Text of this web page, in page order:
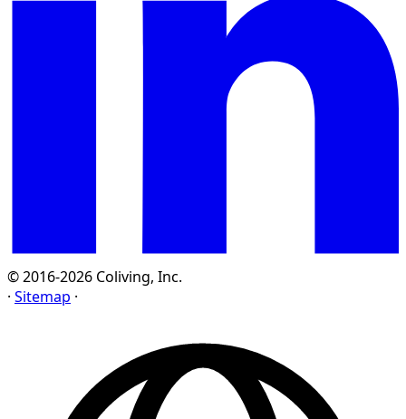
© 2016-2026 Coliving, Inc.
· Sitemap ·